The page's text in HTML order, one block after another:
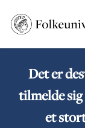
Det er
tilmelde
et